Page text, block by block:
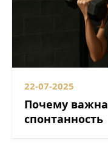
22-07-2025
Почему
спонтанность